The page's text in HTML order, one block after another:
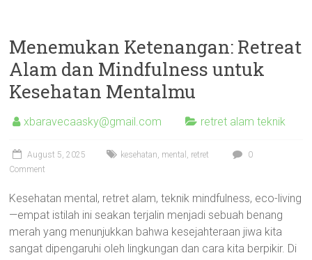
Menemukan Ketenangan: Retreat
Alam dan Mindfulness untuk
Kesehatan Mentalmu
xbaravecaasky@gmail.com retret alam teknik
August 5, 2025 kesehatan, mental , retret
0
Comment
Kesehatan mental, retret alam, teknik mindfulness, eco-living
—empat istilah ini seakan terjalin menjadi sebuah benang
merah yang menunjukkan bahwa kesejahteraan jiwa kita
sangat dipengaruhi oleh lingkungan dan cara kita berpikir. Di